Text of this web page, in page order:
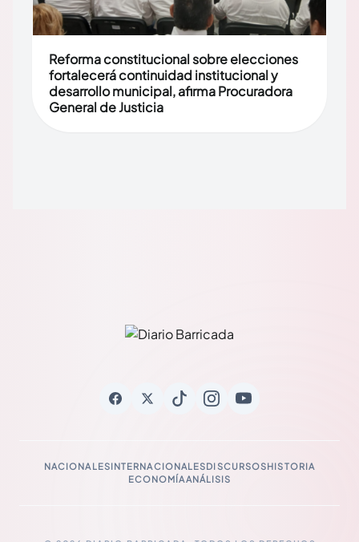
Reforma constitucional sobre elecciones
fortalecerá continuidad institucional y
desarrollo municipal, afirma Procuradora
General de Justicia
NACIONALESINTERNACIONALESDISCURSOSHISTORIA
ECONOMÍAANÁLISIS